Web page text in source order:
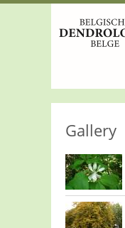
Gallery